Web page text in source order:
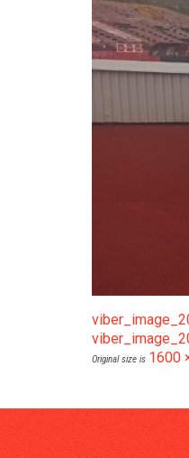
Original size is 1600